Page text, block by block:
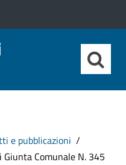
e pubblicazioni
Giunta Comunale N. 345